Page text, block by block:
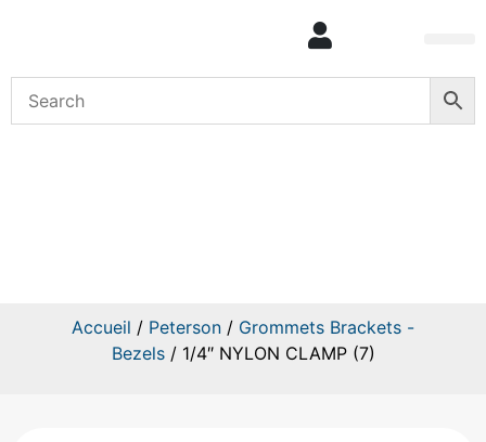
Accueil / Peterson / Grommets Brackets -
Bezels/ 1/4″ NYLON CLAMP (7)